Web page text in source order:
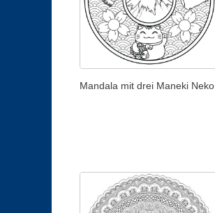
Mandala mit drei Maneki Neko